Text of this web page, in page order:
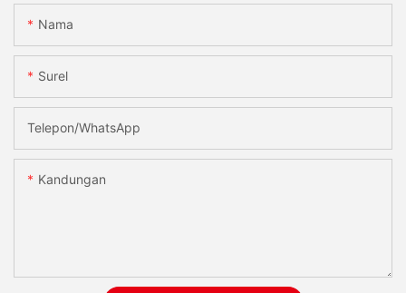
Nama
Surel
Telepon/WhatsApp
Kandungan